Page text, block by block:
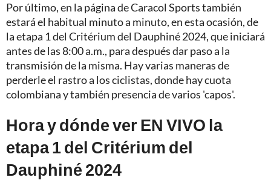
Por último,en la página de Caracol Sports también
estará el habitual minuto a minuto, en esta ocasión, de
la etapa 1 del Critérium del Dauphiné 2024, que iniciará
antes de las 8:00 a.m., para después dar paso a la
transmisión de la misma. Hay varias maneras de
perderle el rastro a los ciclistas, donde hay cuota
colombiana y también presencia de varios 'capos'.
Hora y dónde ver EN VIVO la
etapa 1 del Critérium del
Dauphiné 2024